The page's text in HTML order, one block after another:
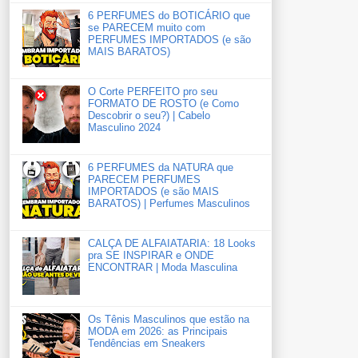
6 PERFUMES do BOTICÁRIO que
se PARECEM muito com
PERFUMES IMPORTADOS (e são
MAIS BARATOS)
O Corte PERFEITO pro seu
FORMATO DE ROSTO (e Como
Descobrir o seu?) | Cabelo
Masculino 2024
6 PERFUMES da NATURA que
PARECEM PERFUMES
IMPORTADOS (e são MAIS
BARATOS) | Perfumes Masculinos
CALÇA DE ALFAIATARIA: 18 Looks
pra SE INSPIRAR e ONDE
ENCONTRAR | Moda Masculina
Os Tênis Masculinos que estão na
MODA em 2026: as Principais
Tendências em Sneakers